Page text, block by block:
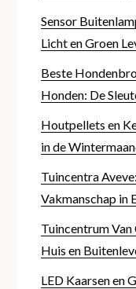
Sensor
Licht en Groen
Beste
Honden: De
Houtpellets en
in de
Tuincentra
Vakmanschap in
Tuincentrum
Huis en
LED Kaarsen en